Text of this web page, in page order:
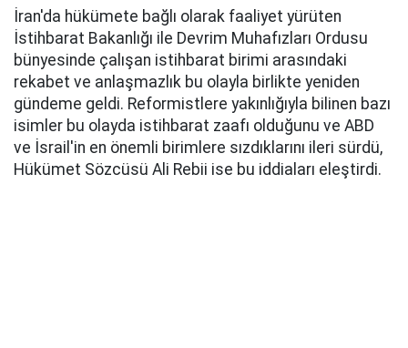
İran'da hükümete bağlı olarak faaliyet yürüten
İstihbarat Bakanlığı ile Devrim Muhafızları Ordusu
bünyesinde çalışan istihbarat birimi arasındaki
rekabet ve anlaşmazlık bu olayla birlikte yeniden
gündeme geldi. Reformistlere yakınlığıyla bilinen bazı
isimler bu olayda istihbarat zaafı olduğunu ve ABD
ve İsrail'in en önemli birimlere sızdıklarını ileri sürdü,
Hükümet Sözcüsü Ali Rebii ise bu iddiaları eleştirdi.